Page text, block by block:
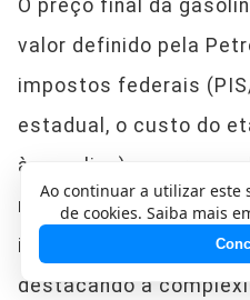
O preço final da
valor definido pela
impostos federais (PIS/
estadual, o custo do
à gasolina) e margens
revenda. Esses
impacto das reduções
destacando a
Ao continuar a utilizar este
de cookies. Saiba mais